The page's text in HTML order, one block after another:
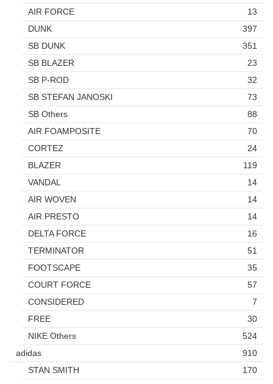
AIR FORCE
13
DUNK
397
SB DUNK
351
SB BLAZER
23
SB P-ROD
32
SB STEFAN JANOSKI
73
SB Others
88
AIR FOAMPOSITE
70
CORTEZ
24
BLAZER
119
VANDAL
14
AIR WOVEN
14
AIR PRESTO
14
DELTA FORCE
16
TERMINATOR
51
FOOTSCAPE
35
COURT FORCE
57
CONSIDERED
7
FREE
30
NIKE Others
524
adidas
910
STAN SMITH
170